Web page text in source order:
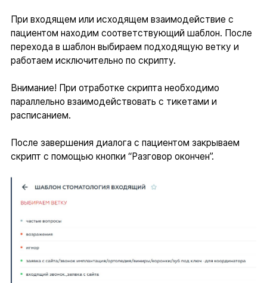
При входящем или исходящем взаимодействие с
пациентом находим соответствующий шаблон. После
перехода в шаблон выбираем подходящую ветку и
работаем исключительно по скрипту.
Внимание! При отработке скрипта необходимо
параллельно взаимодействовать с тикетами и
расписанием.
После завершения диалога с пациентом закрываем
скрипт с помощью кнопки “Разговор окончен”.